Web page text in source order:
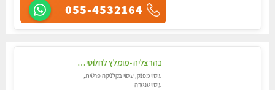
055-4532164
בהרצליה -מומלץ לחלוטין!! כל סוגי העיסויים מעסה מקצועית ואיכותית פרטי!!!
עיסוי מפנק, עיסוי בקלניקה פרטית,
עיסוי טנטרה